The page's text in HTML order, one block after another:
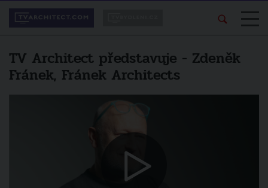
TV Architect představuje - Zdeněk
Fránek, Fránek Architects